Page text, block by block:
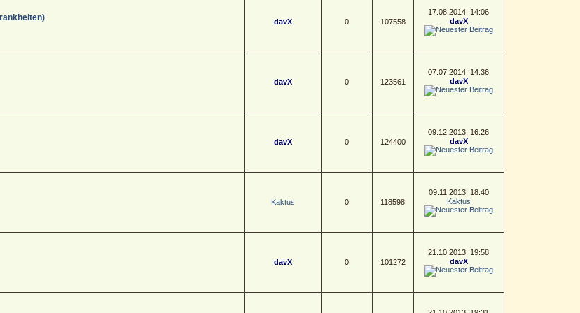
davX 0 107558
17.08.2014, 14:06
davX
davX 0 123561
07.07.2014, 14:36
davX
davX 0 124400
09.12.2013, 16:26
davX
Kaktus 0 118598
09.11.2013, 18:40
Kaktus
davX 0 101272
21.10.2013, 19:58
davX